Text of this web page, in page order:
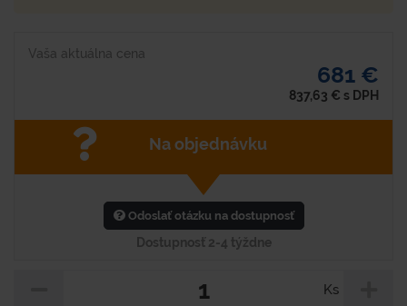
Vaša aktuálna cena
681 €
837,63 € s DPH
Na objednávku
Odoslať otázku na dostupnosť
Dostupnosť 2-4 týždne
Ks